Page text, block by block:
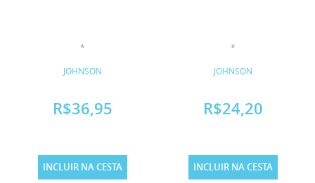
*
JOHNSON
R$36,95
INCLUIR NA CESTA
*
JOHNSON
R$24,20
INCLUIR NA CESTA